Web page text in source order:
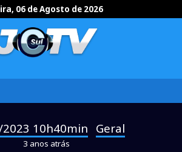
06 de Agosto de 2026
10h40min Geral
3 anos atrás